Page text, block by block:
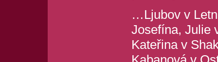
…Ljubov v
Josefína, Julie
Kateřina v